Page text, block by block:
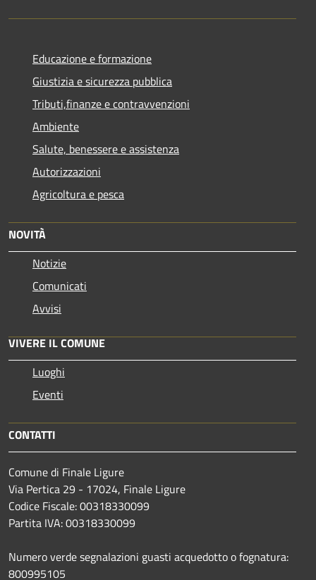
Educazione e formazione
Giustizia e sicurezza pubblica
Tributi,finanze e contravvenzioni
Ambiente
Salute, benessere e assistenza
Autorizzazioni
Agricoltura e pesca
NOVITÀ
Notizie
Comunicati
Avvisi
VIVERE IL COMUNE
Luoghi
Eventi
CONTATTI
Comune di Finale Ligure
Via Pertica 29 - 17024, Finale Ligure
Codice Fiscale: 00318330099
Partita IVA: 00318330099
Numero verde segnalazioni guasti acquedotto o fognatura:
800995105